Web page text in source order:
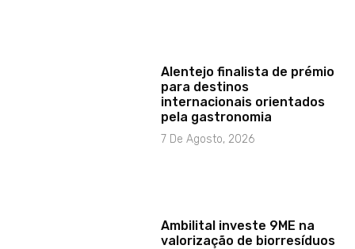
Alentejo finalista de prémio
para destinos
internacionais orientados
pela gastronomia
7 De Agosto, 2026
Ambilital investe 9ME na
valorização de biorresíduos